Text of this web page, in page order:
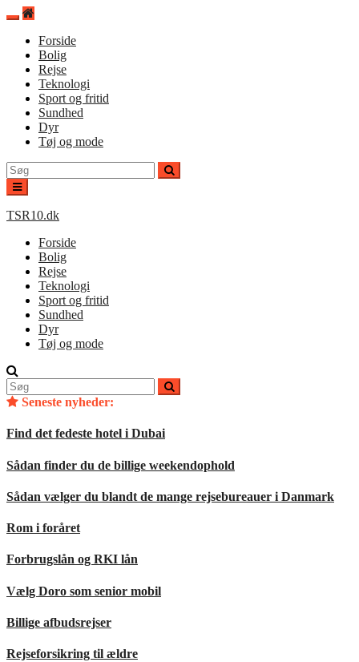
Spring
indholdForside
Bolig
Rejse
Teknologi
Sport og fritid
Sundhed
Dyr
Tøj og mode
Søg
efter:
TSR10.dk
Forside
Bolig
Rejse
Teknologi
Sport og fritid
Sundhed
Dyr
Tøj og mode
Søg
efter:Seneste nyheder:
Find det fedeste hotel i Dubai
Sådan finder du de billige weekendophold
Sådan vælger du blandt de mange rejsebureauer i Danmark
Rom i foråret
Forbrugslån og RKI lån
Vælg Doro som senior mobil
Billige afbudsrejser
Rejseforsikring til ældre